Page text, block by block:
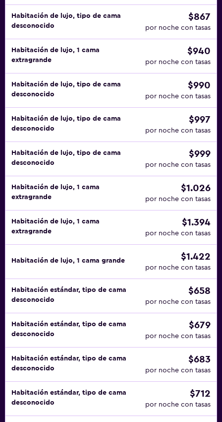
Habitación de lujo, tipo de cama
desconocido
$867
por noche con tasas
Habitación de lujo, 1 cama
extragrande
$940
por noche con tasas
Habitación de lujo, tipo de cama
desconocido
$990
por noche con tasas
Habitación de lujo, tipo de cama
desconocido
$997
por noche con tasas
Habitación de lujo, tipo de cama
desconocido
$999
por noche con tasas
Habitación de lujo, 1 cama
extragrande
$1.026
por noche con tasas
Habitación de lujo, 1 cama
extragrande
$1.394
por noche con tasas
Habitación de lujo, 1 cama grande $1.422
por noche con tasas
Habitación estándar, tipo de cama
desconocido
$658
por noche con tasas
Habitación estándar, tipo de cama
desconocido
$679
por noche con tasas
Habitación estándar, tipo de cama
desconocido
$683
por noche con tasas
Habitación estándar, tipo de cama
desconocido
$712
por noche con tasas